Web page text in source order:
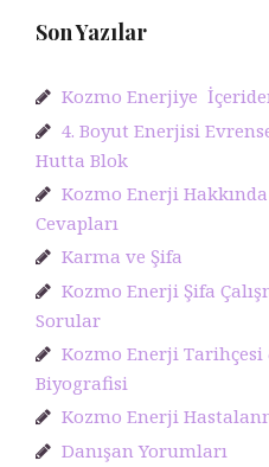
Son Yazılar
Kozmo Enerjiye
4. Boyut Enerjisi
Hutta Blok
Kozmo Enerji
Cevapları
Karma ve Şifa
Kozmo Enerji Şifa
Sorular
Kozmo Enerji
Biyografisi
Kozmo Enerji
Danışan Yorumları